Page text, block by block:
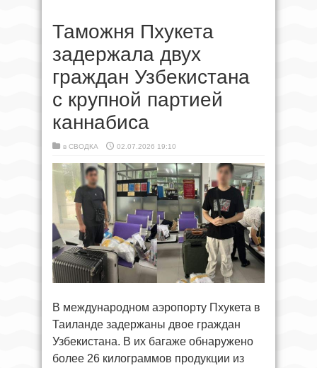
Таможня Пхукета
задержала двух
граждан Узбекистана
с крупной партией
каннабиса
в СВОДКА 02.07.2026 19:10
В международном аэропорту Пхукета в
Таиланде задержаны двое граждан
Узбекистана. В их багаже обнаружено
более 26 килограммов продукции из